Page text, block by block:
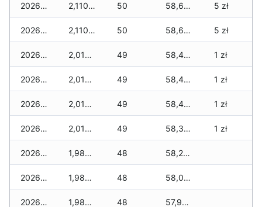
2026-02-22 2,110 zł 50 58,650 zł 5 zł
2026-02-21 2,110 zł 50 58,650 zł 5 zł
2026-02-20 2,010 zł 49 58,440 zł 1 zł
2026-02-19 2,010 zł 49 58,440 zł 1 zł
2026-02-18 2,010 zł 49 58,410 zł 1 zł
2026-02-17 2,010 zł 49 58,360 zł 1 zł
2026-02-16 1,980 zł 48 58,250 zł
2026-02-15 1,980 zł 48 58,050 zł
2026-02-14 1,980 zł 48 57,950 zł